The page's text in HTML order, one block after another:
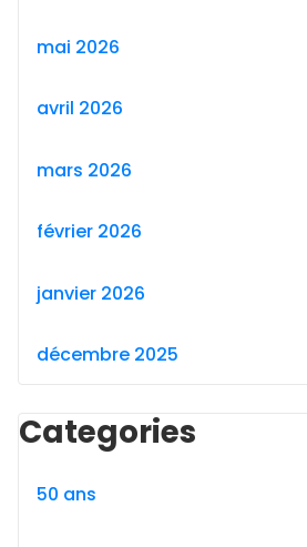
mai 2026
avril 2026
mars 2026
février 2026
janvier 2026
décembre 2025
Categories
50 ans